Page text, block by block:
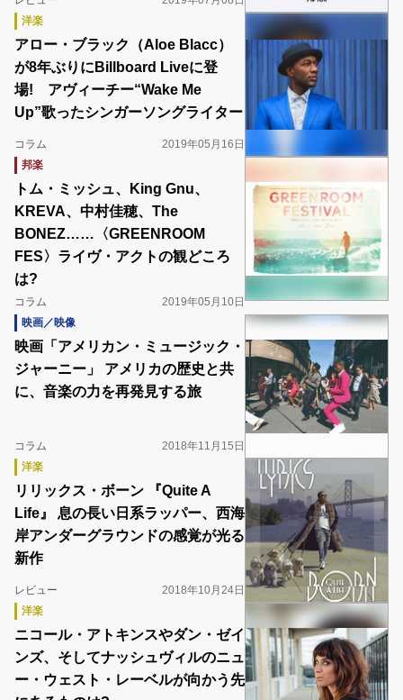
洋楽
アロー・ブラック（Aloe Blacc）
が8年ぶりにBillboard Liveに登
場! アヴィーチー“Wake Me
Up”歌ったシンガーソングライター
コラム
2019年05月16日
邦楽
トム・ミッシュ、King Gnu、
KREVA、中村佳穂、The
BONEZ……〈GREENROOM
FES〉ライヴ・アクトの観どころ
は?
コラム
2019年05月10日
映画／映像
映画「アメリカン・ミュージック・
ジャーニー」 アメリカの歴史と共
に、音楽の力を再発見する旅
コラム
2018年11月15日
洋楽
リリックス・ボーン 『Quite A
Life』 息の長い日系ラッパー、西海
岸アンダーグラウンドの感覚が光る
新作
レビュー
2018年10月24日
洋楽
ニコール・アトキンスやダン・ゼイ
ンズ、そしてナッシュヴィルのニュ
ー・ウェスト・レーベルが向かう先